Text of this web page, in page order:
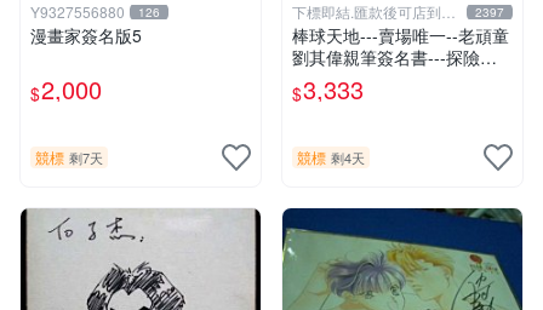
Y9327556880 126
漫畫家簽名版5
$2,000
競標 剩7天
下標即結.匯款後可店到店
關於我
2397
棒球天地---賣場唯一--老頑童
劉其偉親筆簽名書---探險天
地間 劉其偉傳奇
$3,333
競標 剩4天